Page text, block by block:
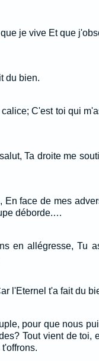
je vive Et que
du bien.
C'est toi qui
Ta droite me
En face de mes
déborde.…
en allégresse, Tu
l'Eternel t'a fait du
pour que nous
Tout vient de toi,